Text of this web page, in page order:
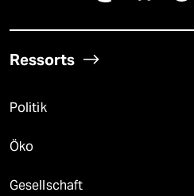
Ressorts
Politik
Öko
Gesellschaft